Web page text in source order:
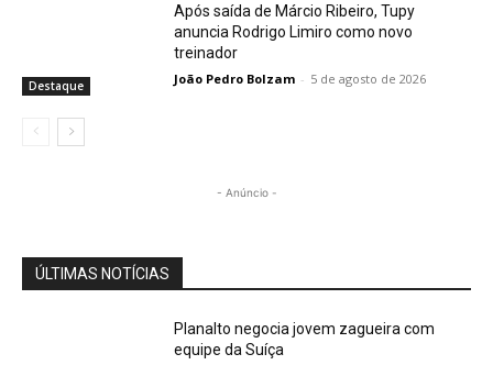
Destaque
Após saída de Márcio Ribeiro, Tupy
anuncia Rodrigo Limiro como novo
treinador
João Pedro Bolzam - 5 de agosto de 2026
- Anúncio -
ÚLTIMAS NOTÍCIAS
Planalto negocia jovem zagueira com
equipe da Suíça